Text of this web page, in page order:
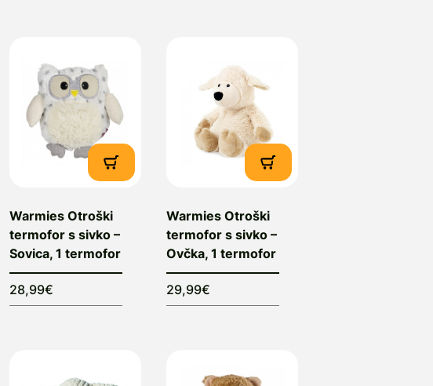
Warmies Otroški
termofor s sivko –
Sovica, 1 termofor
28,99€
Warmies Otroški
termofor s sivko –
Ovčka, 1 termofor
29,99€